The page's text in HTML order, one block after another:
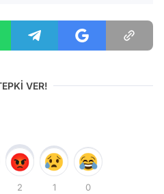
VER!
2 1 0